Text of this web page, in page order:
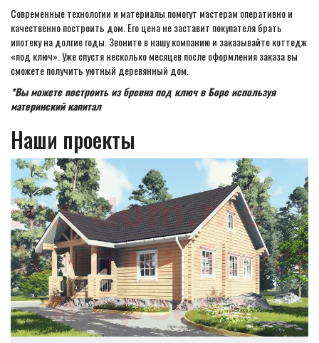
Современные технологии и материалы помогут мастерам оперативно и
качественно построить дом. Его цена не заставит покупателя брать
ипотеку на долгие годы. Звоните в нашу компанию и заказывайте коттедж
«под ключ». Уже спустя несколько месяцев после оформления заказа вы
сможете получить уютный деревянный дом.
*Вы можете построить из бревна под ключ в Боре используя
материнский капитал
Наши проекты